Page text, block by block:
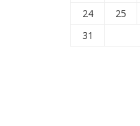
24
25
31